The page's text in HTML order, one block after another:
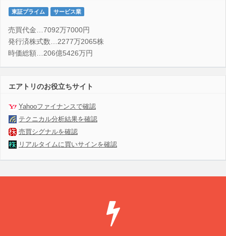
東証プライム サービス業
売買代金…7092万7000円
発行済株式数…2277万2065株
時価総額…206億5426万円
エアトリのお役立ちサイト
Yahooファイナンスで確認
テクニカル分析結果を確認
売買シグナルを確認
リアルタイムに買いサインを確認